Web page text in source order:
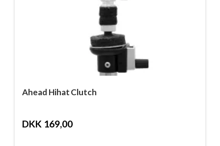
Ahead Hihat Clutch
DKK 169,00